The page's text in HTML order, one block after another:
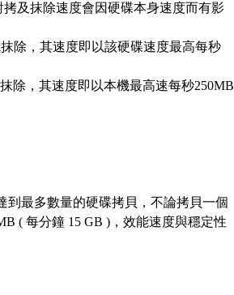
拷及抹除速度會因硬碟本身速度而有影
除，其速度即以該硬碟速度最高每秒
除，其速度即以本機最高速每秒250MB
到最多數量的硬碟拷貝，不論拷貝一個
( 每分鐘 15 GB )，效能速度與穩定性